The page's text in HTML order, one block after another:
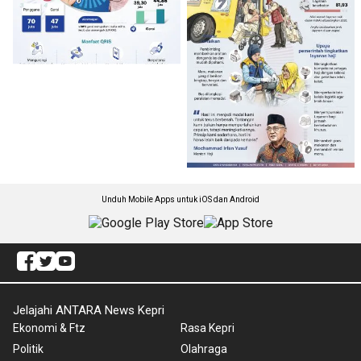
Unduh Mobile Apps untuk iOS dan Android
Jelajahi ANTARA News Kepri
Ekonomi & Ftz
Politik
Rasa Kepri
Olahraga